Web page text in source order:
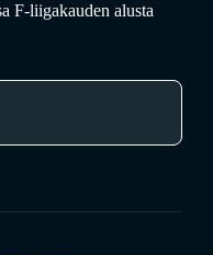
F-liigakauden alusta